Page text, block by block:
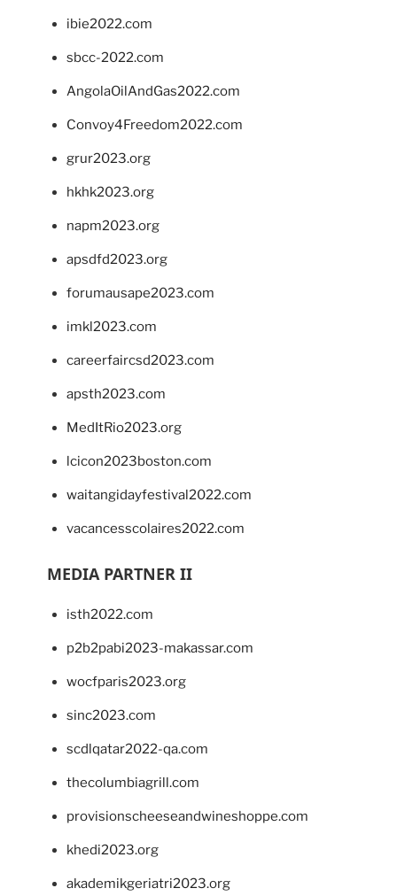
ibie2022.com
sbcc-2022.com
AngolaOilAndGas2022.com
Convoy4Freedom2022.com
grur2023.org
hkhk2023.org
napm2023.org
apsdfd2023.org
forumausape2023.com
imkl2023.com
careerfaircsd2023.com
apsth2023.com
MedItRio2023.org
lcicon2023boston.com
waitangidayfestival2022.com
vacancesscolaires2022.com
MEDIA PARTNER II
isth2022.com
p2b2pabi2023-makassar.com
wocfparis2023.org
sinc2023.com
scdlqatar2022-qa.com
thecolumbiagrill.com
provisionscheeseandwineshoppe.com
khedi2023.org
akademikgeriatri2023.org